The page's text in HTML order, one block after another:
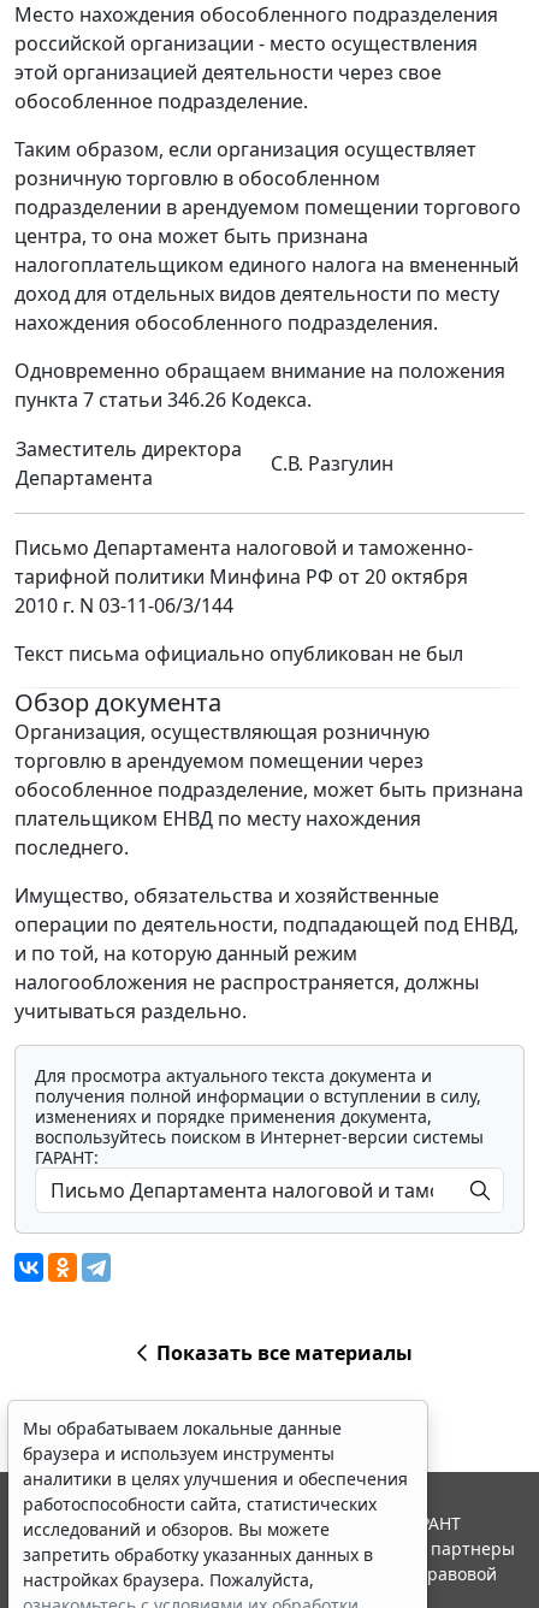
Место нахождения обособленного подразделения
российской организации - место осуществления
этой организацией деятельности через свое
обособленное подразделение.
Таким образом, если организация осуществляет
розничную торговлю в обособленном
подразделении в арендуемом помещении торгового
центра, то она может быть признана
налогоплательщиком единого налога на вмененный
доход для отдельных видов деятельности по месту
нахождения обособленного подразделения.
Одновременно обращаем внимание на положения
пункта 7 статьи 346.26 Кодекса.
Заместитель директора
Департамента
С.В. Разгулин
Письмо Департамента налоговой и таможенно-
тарифной политики Минфина РФ от 20 октября
2010 г. N 03-11-06/3/144
Текст письма официально опубликован не был
Обзор документа
Организация, осуществляющая розничную
торговлю в арендуемом помещении через
обособленное подразделение, может быть признана
плательщиком ЕНВД по месту нахождения
последнего.
Имущество, обязательства и хозяйственные
операции по деятельности, подпадающей под ЕНВД,
и по той, на которую данный режим
налогообложения не распространяется, должны
учитываться раздельно.
Для просмотра актуального текста документа и
получения полной информации о вступлении в силу,
изменениях и порядке применения документа,
воспользуйтесь поиском в Интернет-версии системы
ГАРАНТ:
Показать все материалы
Мы обрабатываем локальные данные
браузера и используем инструменты
аналитики в целях улучшения и обеспечения
работоспособности сайта, статистических
исследований и обзоров. Вы можете
запретить обработку указанных данных в
настройках браузера. Пожалуйста,
© ООО "НПП "ГАРАНТ-СЕРВИС", 2026. Система ГАРАНТ
выпускается с 1990 года. Компания "Гарант" и ее партнеры
являются участниками Российской ассоциации правовой
информации ГАРАНТ.